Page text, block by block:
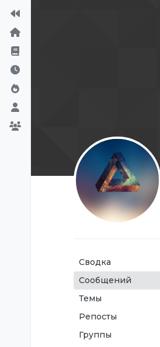
Сводка
Сообщений
Темы
Репосты
Группы